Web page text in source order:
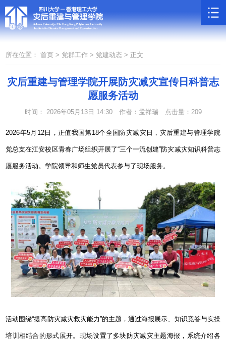
所在位置： 首页 > 党群工作 > 党建动态 > 正文
灾后重建与管理学院开展防灾减灾宣传日科普志
愿服务活动
时间： 2026年05月13日 14:30 作者：孟祥瑞 点击量： 209
2026年5月12日，正值我国第18个全国防灾减灾日，灾后重建与管理学院
党总支在江安校区青春广场组织开展了“三个一流创建”防灾减灾知识科普志
愿服务活动。学院领导和师生党员代表参与了现场服务。
活动围绕“提高防灾减灾救灾能力”的主题，通过海报展示、知识竞答与实操
培训相结合的形式展开。现场设置了多块防灾减灾主题海报，系统介绍各